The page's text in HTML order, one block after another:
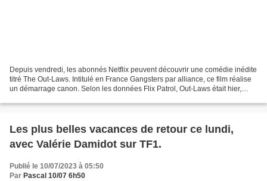
Depuis vendredi, les abonnés Netflix peuvent découvrir une comédie inédite
titré The Out-Laws. Intitulé en France Gangsters par alliance, ce film réalise
un démarrage canon. Selon les données Flix Patrol, Out-Laws était hier,
Les plus belles vacances de retour ce lundi,
avec Valérie Damidot sur TF1.
Publié le 10/07/2023 à 05:50
Par Pascal 10/07 6h50